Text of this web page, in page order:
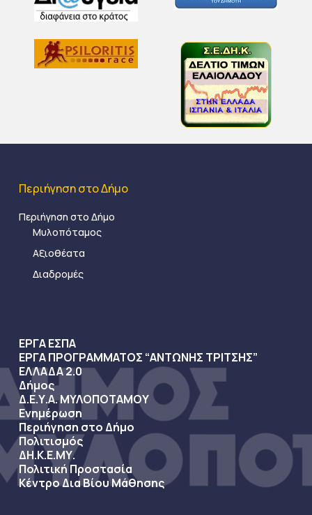
Περιήγηση στο Δήμο
Περιήγηση στο Δήμο
Μυλοπόταμος
Αξιοθέατα
Διαδρομές
ΕΡΓΑ ΕΣΠΑ
ΕΡΓΑ ΠΡΟΓΡΑΜΜΑΤΟΣ “ΑΝΤΩΝΗΣ ΤΡΙΤΣΗΣ”
ΕΛΛΑΔΑ 2.0
Δήμος
Δ.Ε.Υ.Α. ΜΥΛΟΠΟΤΑΜΟΥ
Ενημέρωση
Περιήγηση στο Δήμο
Πολιτισμός
ΔΗ.Κ.Ε.ΜΥ.
Πολιτική Προστασία
Κέντρο Δια Βίου Μάθησης